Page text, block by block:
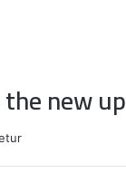
newروسيا